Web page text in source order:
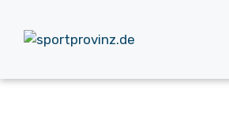
Inhalt
springen